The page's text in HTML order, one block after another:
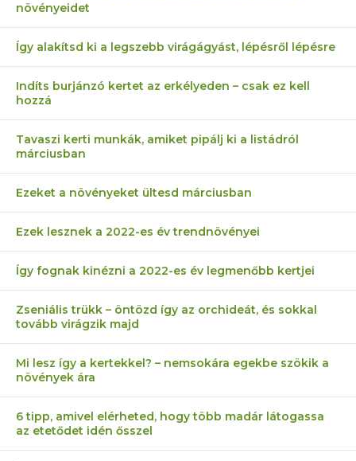
növényeidet
Így alakítsd ki a legszebb virágágyást, lépésről lépésre
Indíts burjánzó kertet az erkélyeden – csak ez kell
hozzá
Tavaszi kerti munkák, amiket pipálj ki a listádról
márciusban
Ezeket a növényeket ültesd márciusban
Ezek lesznek a 2022-es év trendnövényei
Így fognak kinézni a 2022-es év legmenőbb kertjei
Zseniális trükk – öntözd így az orchideát, és sokkal
tovább virágzik majd
Mi lesz így a kertekkel? – nemsokára egekbe szökik a
növények ára
6 tipp, amivel elérheted, hogy több madár látogassa
az etetődet idén ősszel